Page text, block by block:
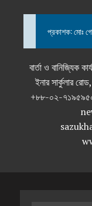
প্রকাশক: মোঃ
বার্তা ও বানিজ্যিক
ইনার সার্কুলার
+৮৮-০২-